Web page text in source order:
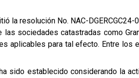
la resolución No. NAC-
sociedades catastradas como
aplicables para tal efecto. Entre los
sido establecido considerando la